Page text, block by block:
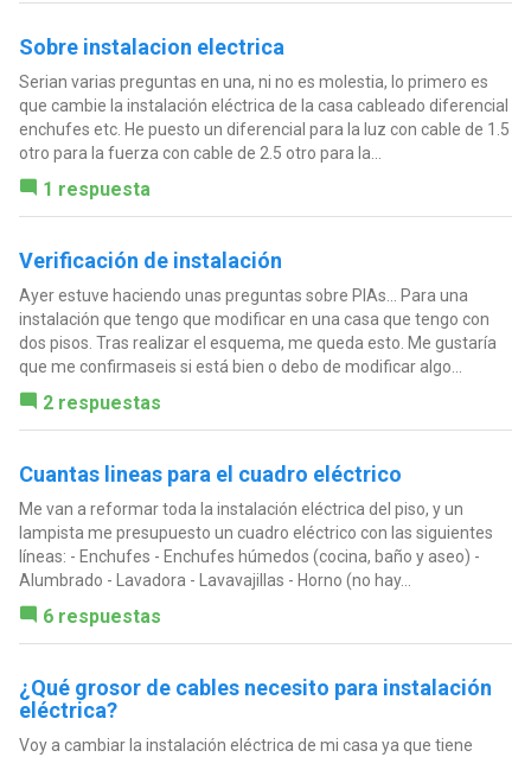
Sobre instalacion electrica
Serian varias preguntas en una, ni no es molestia, lo primero es
que cambie la instalación eléctrica de la casa cableado diferencial
enchufes etc. He puesto un diferencial para la luz con cable de 1.5
otro para la fuerza con cable de 2.5 otro para la...
1 respuesta
Verificación de instalación
Ayer estuve haciendo unas preguntas sobre PIAs... Para una
instalación que tengo que modificar en una casa que tengo con
dos pisos. Tras realizar el esquema, me queda esto. Me gustaría
que me confirmaseis si está bien o debo de modificar algo...
2 respuestas
Cuantas lineas para el cuadro eléctrico
Me van a reformar toda la instalación eléctrica del piso, y un
lampista me presupuesto un cuadro eléctrico con las siguientes
líneas: - Enchufes - Enchufes húmedos (cocina, baño y aseo) -
Alumbrado - Lavadora - Lavavajillas - Horno (no hay...
6 respuestas
¿Qué grosor de cables necesito para instalación
eléctrica?
Voy a cambiar la instalación eléctrica de mi casa ya que tiene